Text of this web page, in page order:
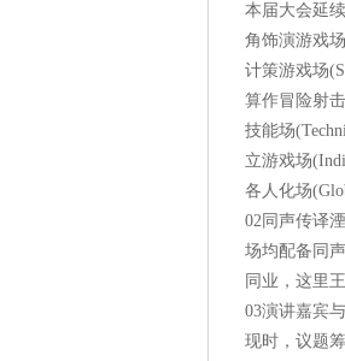
本届大会延
角饰演游戏
计策游戏场
算作冒险射
技能场
立游戏场
各人化场
02同声传译
场均配备同
同业，这里
03演讲嘉宾
现时，议题